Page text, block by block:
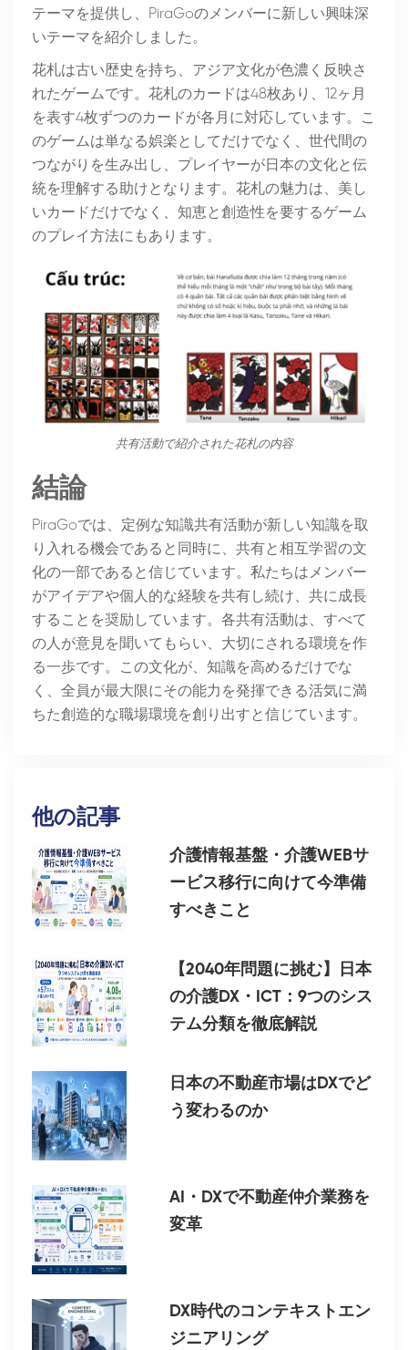
テーマを提供し、PiraGoのメンバーに新しい興味深
いテーマを紹介しました。
花札は古い歴史を持ち、アジア文化が色濃く反映さ
れたゲームです。花札のカードは48枚あり、12ヶ月
を表す4枚ずつのカードが各月に対応しています。こ
のゲームは単なる娯楽としてだけでなく、世代間の
つながりを生み出し、プレイヤーが日本の文化と伝
統を理解する助けとなります。花札の魅力は、美し
いカードだけでなく、知恵と創造性を要するゲーム
のプレイ方法にもあります。
共有活動で紹介された花札の内容
結論
PiraGoでは、定例な知識共有活動が新しい知識を取
り入れる機会であると同時に、共有と相互学習の文
化の一部であると信じています。私たちはメンバー
がアイデアや個人的な経験を共有し続け、共に成長
することを奨励しています。各共有活動は、すべて
の人が意見を聞いてもらい、大切にされる環境を作
る一歩です。この文化が、知識を高めるだけでな
く、全員が最大限にその能力を発揮できる活気に満
ちた創造的な職場環境を創り出すと信じています。
他の記事
介護情報基盤・介護WEBサ
ービス移行に向けて今準備
すべきこと
【2040年問題に挑む】日本
の介護DX・ICT：9つのシス
テム分類を徹底解説
日本の不動産市場はDXでど
う変わるのか
AI・DXで不動産仲介業務を
変革
DX時代のコンテキストエン
ジニアリング